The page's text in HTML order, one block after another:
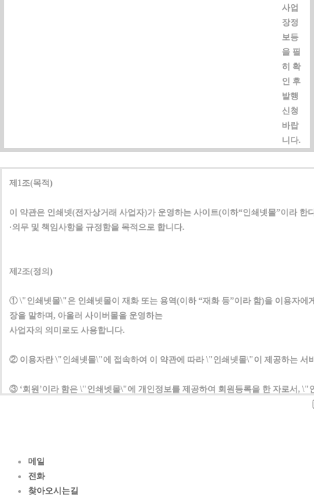
사업
장정
보등
을 필
히 확
인 후
발행
신청
바랍
니다.
제1조(목적)
이 약관은 인쇄넷(전자상거래 사업자)가 운영하는 사이트(이하“인쇄넷몰”이라
·의무 및 책임사항을 규정함을 목적으로 합니다.
제2조(정의)
① \"인쇄넷몰\"은 인쇄넷몰이 재화 또는 용역(이하 “재화 등”이라 함)을 이용자에
장을 말하며, 아울러 사이버몰을 운영하는
사업자의 의미로도 사용합니다.
② 이용자란 \"인쇄넷몰\"에 접속하여 이 약관에 따라 \"인쇄넷몰\"이 제공하는 서
③ ‘회원’이라 함은 \"인쇄넷몰\"에 개인정보를 제공하여 회원등록을 한 자로서,
제3조 (약관 등의 명시와 설명 및 개정)
메일
전화
찾아오시는길